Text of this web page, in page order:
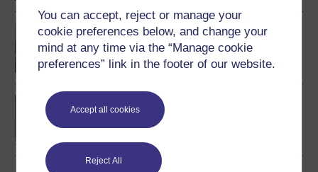
You can accept, reject or manage your
cookie preferences below, and change your
mind at any time via the “Manage cookie
preferences” link in the footer of our website.
Accept all cookies
Reject All
The making of Welsh
history
Discovering Wales and
Welsh